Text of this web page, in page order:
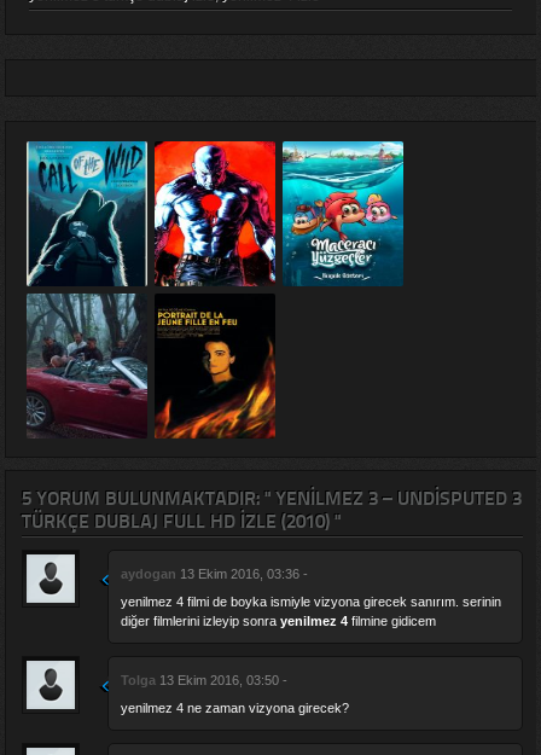
5 YORUM BULUNMAKTADIR: " YENILMEZ 3 – UNDISPUTED 3
TÜRKÇE DUBLAJ FULL HD IZLE (2010) "
aydogan 13 Ekim 2016, 03:36 -
yenilmez 4 filmi de boyka ismiyle vizyona girecek sanırım. serinin
diğer filmlerini izleyip sonra yenilmez 4filmine gidicem
Tolga 13 Ekim 2016, 03:50 -
yenilmez 4 ne zaman vizyona girecek?